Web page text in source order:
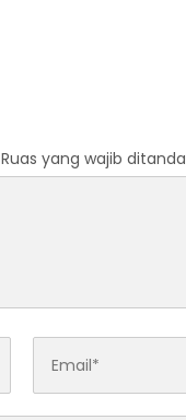
Ruas yang wajib